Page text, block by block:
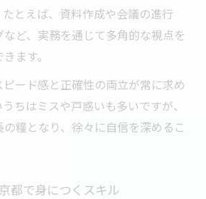
とえば、資料作成や会議の進行
ど、実務を通じて多角的な視点を
ます。
ード感と正確性の両立が常に求め
ちはミスや戸惑いも多いですが、
糧となり、徐々に自信を深めるこ
都で身につくスキル